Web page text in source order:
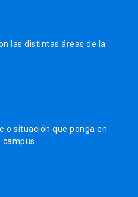
las distintas áreas de la
o situación que ponga en
campus.